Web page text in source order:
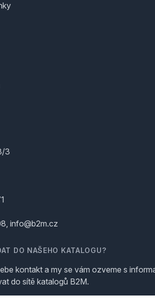
3
info@b2m.cz
DO NAŠEHO KATALOGU?
kontakt a my se vám ozveme s
do sítě katalogů B2M.